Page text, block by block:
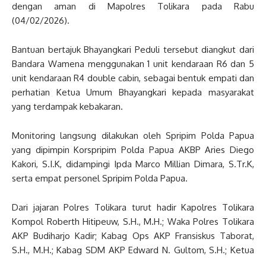
dengan aman di Mapolres Tolikara pada Rabu
(04/02/2026).
Bantuan bertajuk Bhayangkari Peduli tersebut diangkut dari
Bandara Wamena menggunakan 1 unit kendaraan R6 dan 5
unit kendaraan R4 double cabin, sebagai bentuk empati dan
perhatian Ketua Umum Bhayangkari kepada masyarakat
yang terdampak kebakaran.
Monitoring langsung dilakukan oleh Spripim Polda Papua
yang dipimpin Korspripim Polda Papua AKBP Aries Diego
Kakori, S.I.K, didampingi Ipda Marco Millian Dimara, S.Tr.K,
serta empat personel Spripim Polda Papua.
Dari jajaran Polres Tolikara turut hadir Kapolres Tolikara
Kompol Roberth Hitipeuw, S.H., M.H.; Waka Polres Tolikara
AKP Budiharjo Kadir; Kabag Ops AKP Fransiskus Taborat,
S.H., M.H.; Kabag SDM AKP Edward N. Gultom, S.H.; Ketua